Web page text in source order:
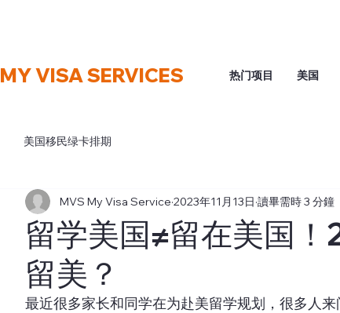
MY VISA SERVICES 热门项目 美国
美国移民绿卡排期
留学美国≠留在美国
留美？
MVS My Visa Service 2023年11月13日 讀畢需時 3 分鐘
最近很多家长和同学在为赴美留学规划，很多人来